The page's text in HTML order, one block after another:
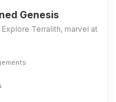
Genesis
Terralith, marvel at